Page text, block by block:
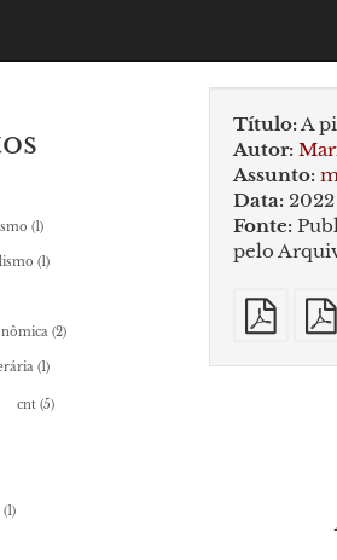
Título:A
Autor:
Assunto:
Data: 2022
Fonte:
pelo
PDF
(1)
(1)
(2)
(1)
cnt (5)
(1)